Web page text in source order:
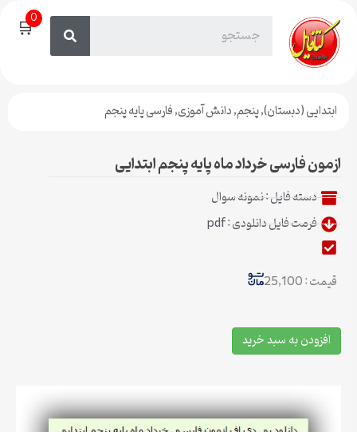
🛒0
ابتدایی (دبستان),پنجم,دانش آموزی,فارسی پایه پنجم
ازمون فارسی خرداد ماه پایه پنجم ابتدایی
دسته فایل :نمونه سوال
فرمت فایل دانلودی : pdf
قیمت : 25,100
افزودن به سبد خرید